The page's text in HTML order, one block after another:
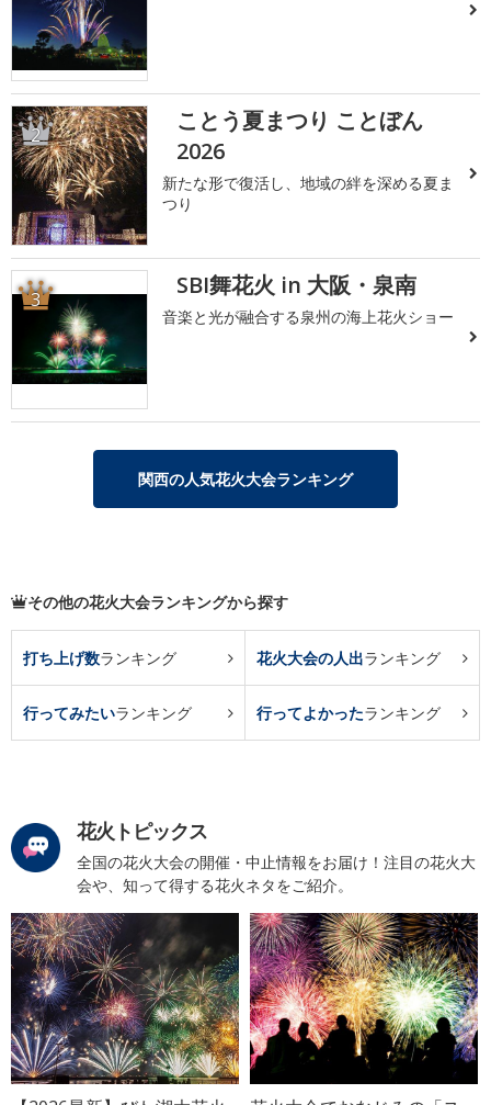
2
ことう夏まつり ことぼん
2026
新たな形で復活し、地域の絆を深める夏ま
つり
3 SBI舞花火 in 大阪・泉南
音楽と光が融合する泉州の海上花火ショー
関西の人気花火大会ランキング
その他の花火大会ランキングから探す
打ち上げ数ランキング 花火大会の人出ランキング
行ってみたいランキング 行ってよかったランキング
花火トピックス
全国の花火大会の開催・中止情報をお届け！注目の花火大
会や、知って得する花火ネタをご紹介。